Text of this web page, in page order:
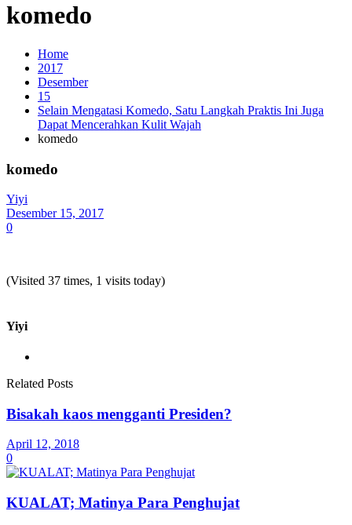
komedo
Home
2017
Desember
15
Selain Mengatasi Komedo, Satu Langkah Praktis Ini Juga
Dapat Mencerahkan Kulit Wajah
komedo
komedo
Yiyi
Desember 15, 2017
0
(Visited 37 times, 1 visits today)
Yiyi
Related Posts
Bisakah kaos mengganti Presiden?
April 12, 2018
0
KUALAT; Matinya Para Penghujat